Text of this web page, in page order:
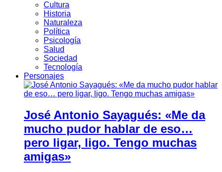
Cultura
Historia
Naturaleza
Política
Psicología
Salud
Sociedad
Tecnología
Personajes
José Antonio Sayagués: «Me da
mucho pudor hablar de eso…
pero ligar, ligo. Tengo muchas
amigas»